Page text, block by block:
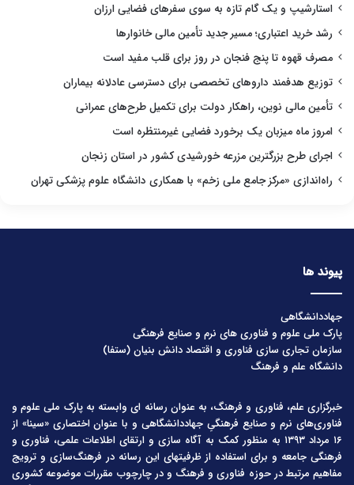
استارشیپ و یک گام تازه به سوی سفرهای فضایی ارزان
رشد خرید اعتباری؛ مسیر جدید تأمین مالی خانوارها
مصرف قهوه تا پنج فنجان در روز برای قلب مفید است
توزیع هدفمند داروهای تخصصی برای دسترسی عادلانه بیماران
تأمین مالی نوین، راهکار دولت برای تکمیل طرح‌های عمرانی
امروز ماه میزبان یک برخورد فضایی غیرمنتظره است
اجرای طرح بزرگترین مزرعه خورشیدی کشور در استان زنجان
راه‌اندازی «مرکز جامع ملی زخم» با همکاری دانشگاه علوم پزشکی تهران
پیوند ها
جهاددانشگاهی
پارک ملی علوم و فناوری های نرم و صنایع فرهنگی
سازمان تجاری سازی فناوری و اقتصاد دانش بنیان (ستفا)
دانشگاه علم و فرهنگ
خبرگزاری علم، فناوری و فرهنگ، به عنوان رسانه ای وابسته به پارک ملی علوم و
فناوری‌های نرم و صنایع فرهنگیِ جهاددانشگاهی و با عنوان اختصاری «سینا» از
۱۶ مرداد ۱۳۹۳ به منظور کمک به آگاه سازی و ارتقای اطلاعات علمی، فناوری و
فرهنگی جامعه و برای استفاده از ظرفیتهای این رسانه در فرهنگ‌سازی و ترویج
مفاهیم مرتبط در حوزه فناوری و فرهنگ و در چارچوب مقررات موضوعه کشوری